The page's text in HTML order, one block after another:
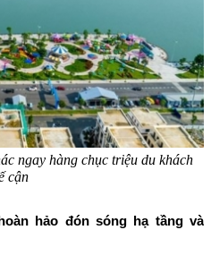
ngay hàng chục triệu du khách
cận
hảo đón sóng hạ tầng và